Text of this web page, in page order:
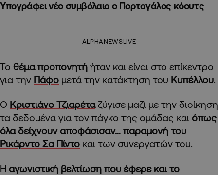
Υπογράφει νέο συμβόλαιο ο Πορτογάλος κόουτς
ALPHANEWSLIVE
Το θέμα προπονητή ήταν και είναι στο επίκεντρο
για την Πάφο μετά την κατάκτηση του Κυπέλλου.
Ο Κριστιάνο Τζιαρέταζύγισε μαζί με την διοίκηση
τα δεδομένα για τον πάγκο της ομάδας και όπως
όλα δείχνουν αποφάσισαν… παραμονή του
Ρικάρντο Σα Πίντο και των συνεργατών του.
Η αγωνιστική βελτίωση που έφερε και το